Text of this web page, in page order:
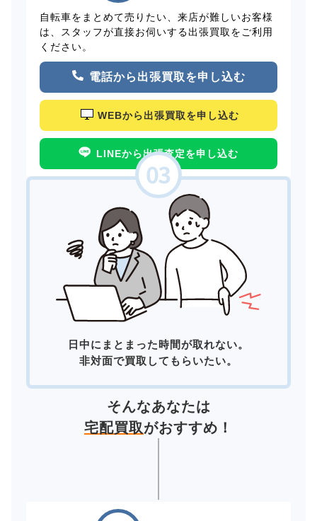
自転車をまとめて売りたい、来店が難しいお客様
は、スタッフが直接お伺いする出張買取をご利用
ください。
電話から出張買取を申し込む
WEBから出張買取を申し込む
LINEから出張査定を申し込む
日中にまとまった時間が取れない。
非対面で買取してもらいたい。
そんなあなたは
宅配買取がおすすめ！